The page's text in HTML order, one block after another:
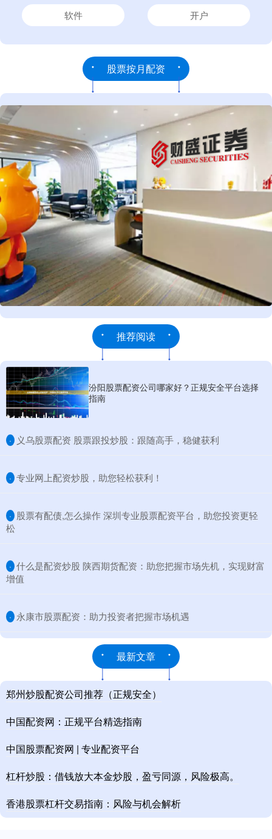
软件 开户
股票按月配资
推荐阅读
汾阳股票配资公司哪家好？正规安全平台选择
指南
· ​义乌股票配资 股票跟投炒股：跟随高手，稳健获利
· ​专业网上配资炒股，助您轻松获利！
· ​股票有配债,怎么操作 深圳专业股票配资平台，助您投资更轻
松
· ​什么是配资炒股 陕西期货配资：助您把握市场先机，实现财富
增值
· ​永康市股票配资：助力投资者把握市场机遇
最新文章
郑州炒股配资公司推荐（正规安全）
中国配资网：正规平台精选指南
中国股票配资网 | 专业配资平台
杠杆炒股：借钱放大本金炒股，盈亏同源，风险极高。
香港股票杠杆交易指南：风险与机会解析